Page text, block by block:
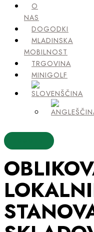
O
NAS
DOGODKI
MLADINSKA
MOBILNOST
TRGOVINA
MINIGOLF